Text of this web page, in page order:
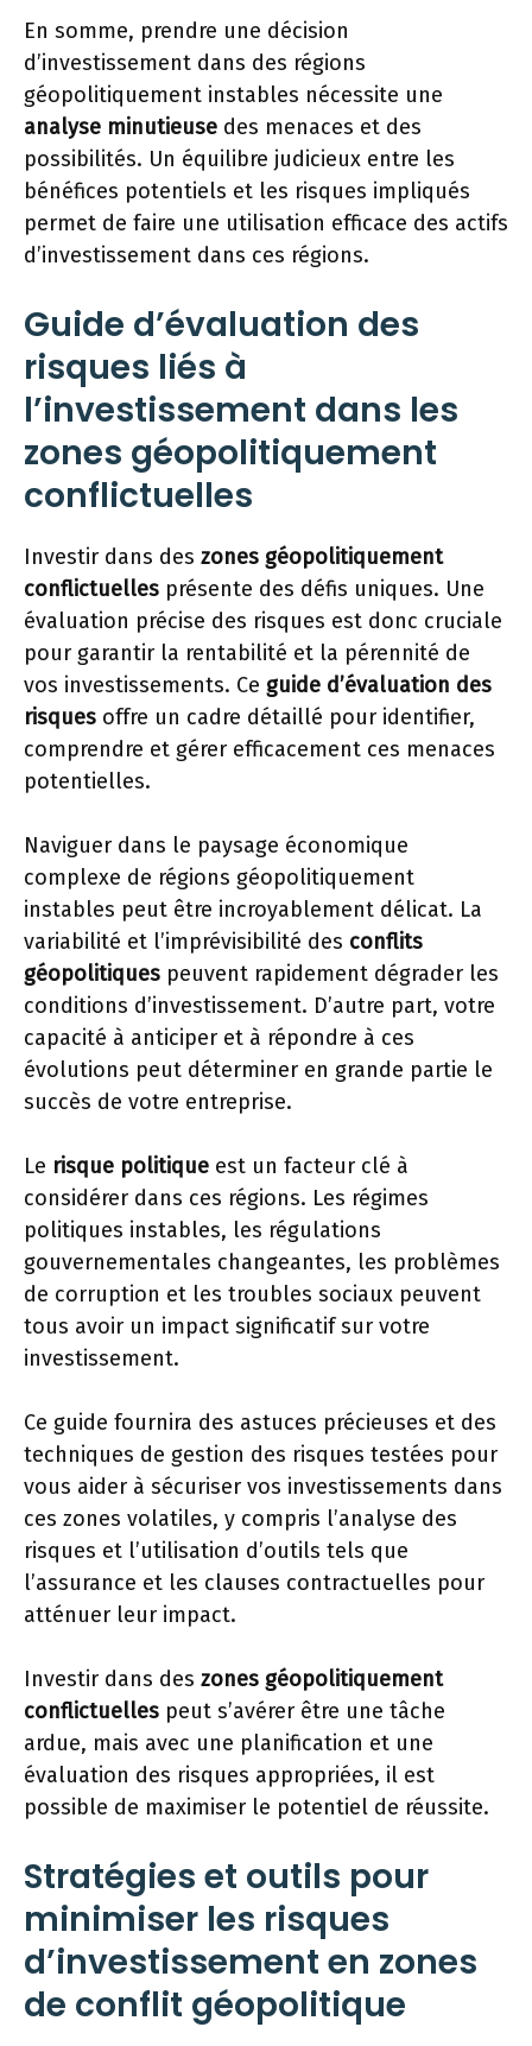
En somme, prendre une décision
d’investissement dans des régions
géopolitiquement instables nécessite une
analyse minutieuse des menaces et des
possibilités. Un équilibre judicieux entre les
bénéfices potentiels et les risques impliqués
permet de faire une utilisation efficace des actifs
d’investissement dans ces régions.
Guide d’évaluation des
risques liés à
l’investissement dans les
zones géopolitiquement
conflictuelles
Investir dans des zones géopolitiquement
conflictuelles présente des défis uniques. Une
évaluation précise des risques est donc cruciale
pour garantir la rentabilité et la pérennité de
vos investissements. Ce guide d’évaluation des
risques offre un cadre détaillé pour identifier,
comprendre et gérer efficacement ces menaces
potentielles.
Naviguer dans le paysage économique
complexe de régions géopolitiquement
instables peut être incroyablement délicat. La
variabilité et l’imprévisibilité des conflits
géopolitiques peuvent rapidement dégrader les
conditions d’investissement. D’autre part, votre
capacité à anticiper et à répondre à ces
évolutions peut déterminer en grande partie le
succès de votre entreprise.
Le risque politique est un facteur clé à
considérer dans ces régions. Les régimes
politiques instables, les régulations
gouvernementales changeantes, les problèmes
de corruption et les troubles sociaux peuvent
tous avoir un impact significatif sur votre
investissement.
Ce guide fournira des astuces précieuses et des
techniques de gestion des risques testées pour
vous aider à sécuriser vos investissements dans
ces zones volatiles, y compris l’analyse des
risques et l’utilisation d’outils tels que
l’assurance et les clauses contractuelles pour
atténuer leur impact.
Investir dans des zones géopolitiquement
conflictuelles peut s’avérer être une tâche
ardue, mais avec une planification et une
évaluation des risques appropriées, il est
possible de maximiser le potentiel de réussite.
Stratégies et outils pour
minimiser les risques
d’investissement en zones
de conflit géopolitique